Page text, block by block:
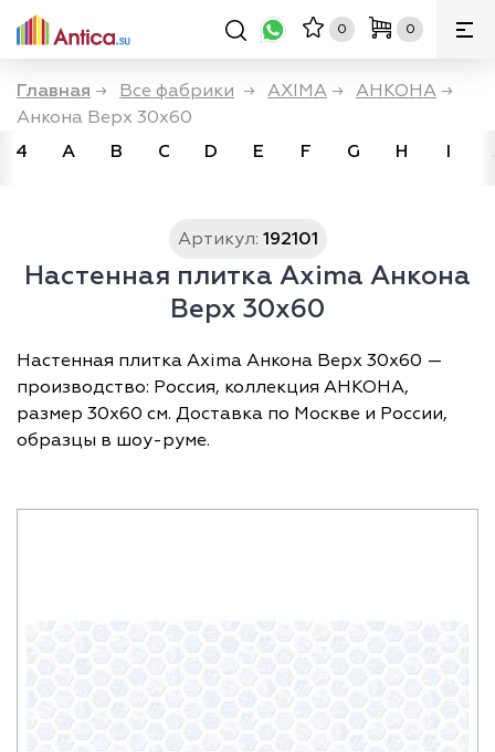
0 0
Главная → Все фабрики → AXIMA → АНКОНА →
Анкона Верх 30x60
4
A B C D E F G H I
Артикул: 192101
Настенная плитка Axima Анкона
Верх 30x60
Настенная плитка Axima Анкона Верх 30x60 —
производство: Россия, коллекция АНКОНА,
размер 30х60 см. Доставка по Москве и России,
образцы в шоу-руме.